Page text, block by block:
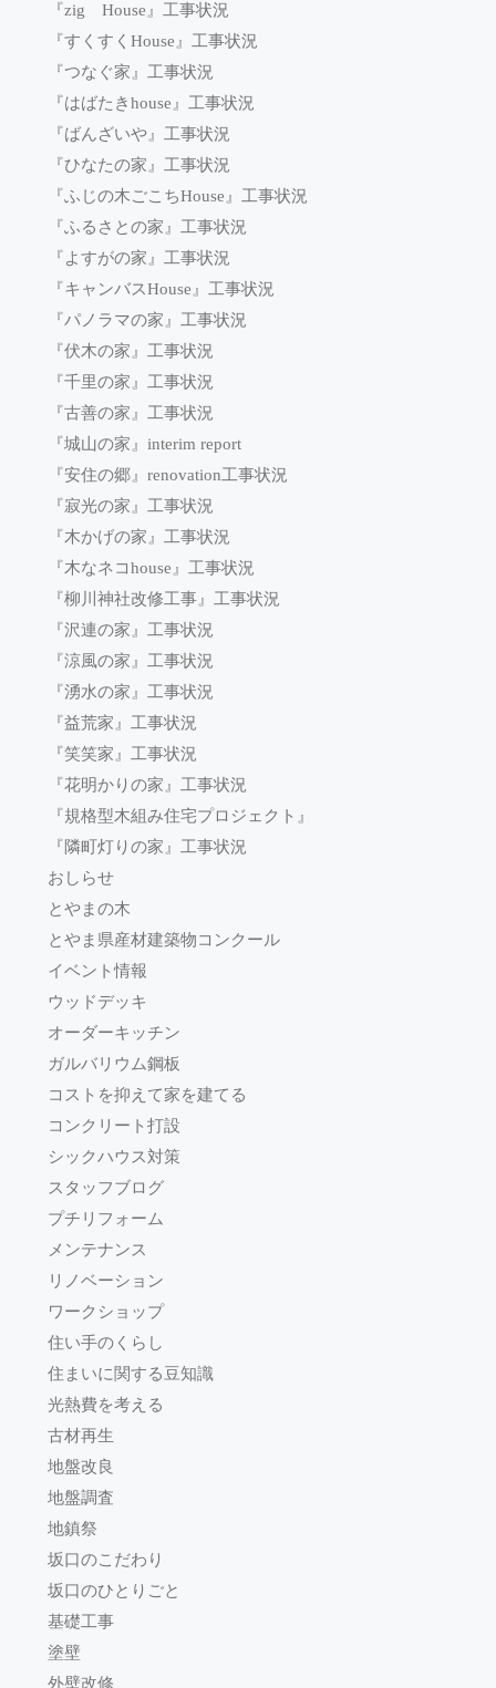
『zig House』工事状況
『すくすくHouse』工事状況
『つなぐ家』工事状況
『はばたきhouse』工事状況
『ばんざいや』工事状況
『ひなたの家』工事状況
『ふじの木ごこちHouse』工事状況
『ふるさとの家』工事状況
『よすがの家』工事状況
『キャンバスHouse』工事状況
『パノラマの家』工事状況
『伏木の家』工事状況
『千里の家』工事状況
『古善の家』工事状況
『城山の家』interim report
『安住の郷』renovation工事状況
『寂光の家』工事状況
『木かげの家』工事状況
『木なネコhouse』工事状況
『柳川神社改修工事』工事状況
『沢連の家』工事状況
『涼風の家』工事状況
『湧水の家』工事状況
『益荒家』工事状況
『笑笑家』工事状況
『花明かりの家』工事状況
『規格型木組み住宅プロジェクト』
『隣町灯りの家』工事状況
おしらせ
とやまの木
とやま県産材建築物コンクール
イベント情報
ウッドデッキ
オーダーキッチン
ガルバリウム鋼板
コストを抑えて家を建てる
コンクリート打設
シックハウス対策
スタッフブログ
プチリフォーム
メンテナンス
リノベーション
ワークショップ
住い手のくらし
住まいに関する豆知識
光熱費を考える
古材再生
地盤改良
地盤調査
地鎮祭
坂口のこだわり
坂口のひとりごと
基礎工事
塗壁
外壁改修